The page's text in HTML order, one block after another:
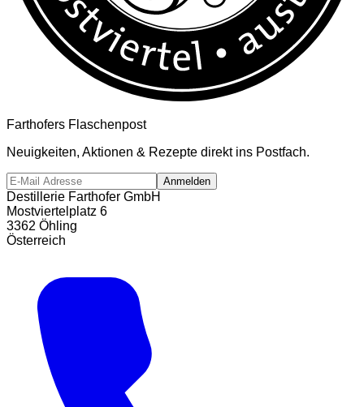
Farthofers Flaschenpost
Neuigkeiten, Aktionen & Rezepte direkt ins Postfach.
Anmelden
Destillerie Farthofer GmbH
Mostviertelplatz 6
3362 Öhling
Österreich